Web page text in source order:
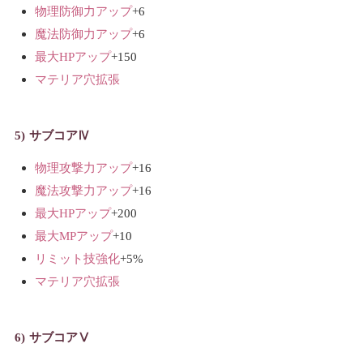
物理防御力アップ+6
魔法防御力アップ+6
最大HPアップ+150
マテリア穴拡張
サブコアⅣ
物理攻撃力アップ+16
魔法攻撃力アップ+16
最大HPアップ+200
最大MPアップ+10
リミット技強化+5%
マテリア穴拡張
サブコアⅤ